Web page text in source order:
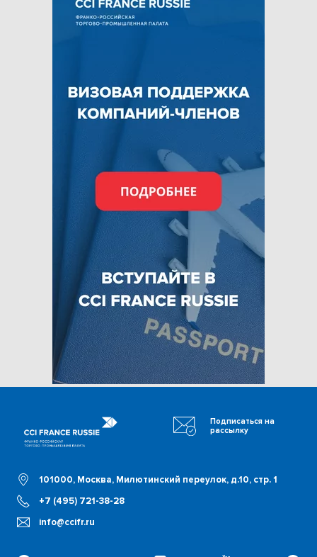
101000, Москва, Милютинский переулок, д.10, стр. 1
+7 (495) 721-38-28
info@ccifr.ru
Подписаться на
рассылку